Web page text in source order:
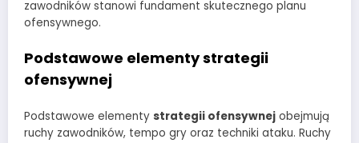
zawodników stanowi fundament skutecznego planu
ofensywnego.
Podstawowe elementy strategii
ofensywnej
Podstawowe elementy strategii ofensywnej obejmują
ruchy zawodników, tempo gry oraz techniki ataku. Ruchy